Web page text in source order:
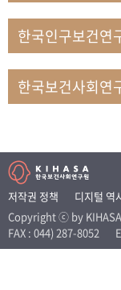
VR 역사관
문현상
가족복지연
박인화
보건정책연
박재빈
연구부 인
변종화
보건정책연
송건용
보건정책연
송태민
정보통계연
신희설
사업개발
이규식
의료보험연
이문기
훈련부
한국인구보건연
한국보건사회연
저작권 정책 디지털 역
Copyright ⓒ by
FAX : 044) 287-8052